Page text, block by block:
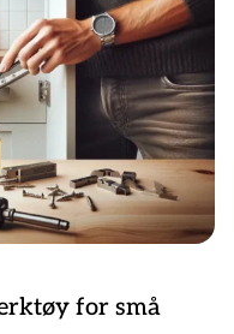
for små